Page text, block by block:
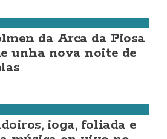
da Arca da Piosa
unha nova noite de
ioga, foliada e